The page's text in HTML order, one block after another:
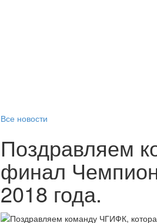
Все новости
Поздравляем
финал
2018 года.